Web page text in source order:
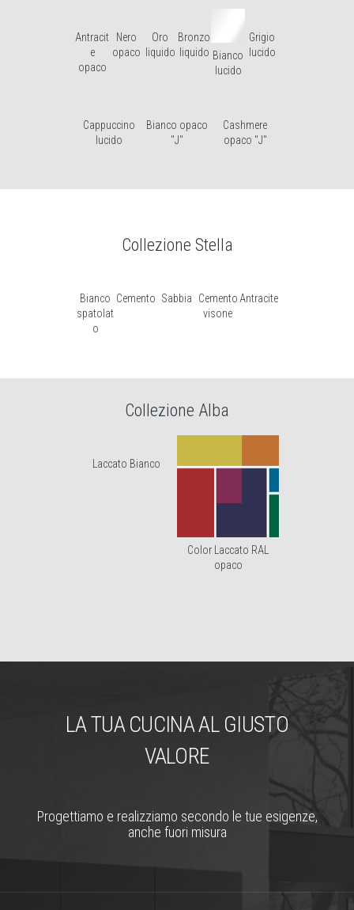
Antracit
e
opaco
Nero
opaco
Oro
liquido
Bronzo
liquido Bianco
lucido
Grigio
lucido
Cappuccino
lucido
Bianco opaco
"J"
Cashmere
opaco "J"
Collezione Stella
Bianco
spatolat
o
Cemento Sabbia
Cemento
visone
Antracite
Collezione Alba
Laccato Bianco
Color Laccato RAL
opaco
LA TUA CUCINA AL GIUSTO
VALORE
Progettiamo e realizziamo secondo le tue esigenze,
anche fuori misura